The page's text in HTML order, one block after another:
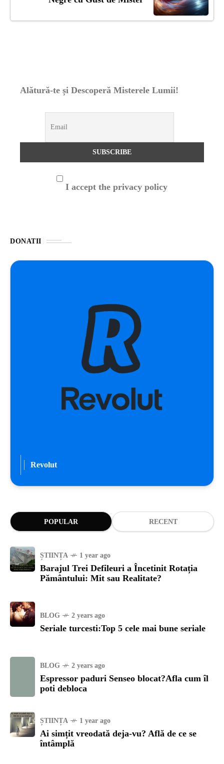
Alătură-te și Descoperă Misterele Lumii!
I accept the privacy policy
DONATII
Revolut
POPULAR RECENT
ȘTIINȚA 1 year ago
Barajul Trei Defileuri a Încetinit Rotația
Pământului: Mit sau Realitate?
BLOG 2 years ago
Seriale turcesti:Top 5 cele mai bune seriale
BLOG 2 years ago
Espressor paduri Senseo blocat?Afla cum îl
poti debloca
ȘTIINȚA 1 year ago
Ai simțit vreodată deja-vu? Află de ce se
întâmplă